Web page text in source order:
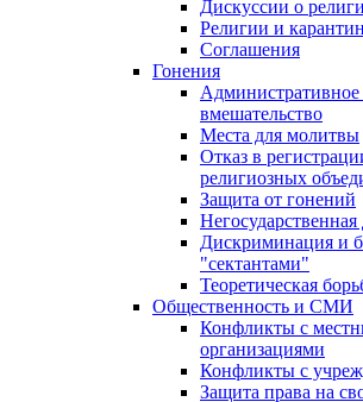
Дискуссии о
Религии и карантин
Соглашения
Гонения
Административное
вмешательство
Места для молитвы
Отказ в
религиозных
Защита от гонений
Дискриминация и
"сектантами"
Теоретическая
Общественность и СМИ
Конфликты с
организациями
Конфликты с
Защита права на